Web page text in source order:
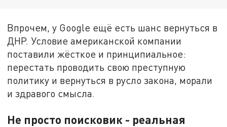
Впрочем, у Google ещё есть шанс вернуться в
ДНР. Условие американской компании
поставили жёсткое и принципиальное:
перестать проводить свою преступную
политику и вернуться в русло закона, морали
и здравого смысла.
Не просто поисковик - реальная